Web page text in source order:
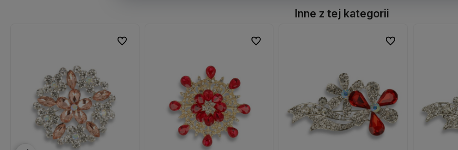
Inne z tej kategorii
Do ulubionych
Do ulubionych Do ulubionych
Do ulubionych Do ulubionych
Do ulubionych